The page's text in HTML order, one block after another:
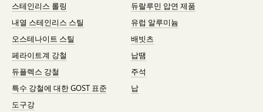
스테인리스 롤링
내열 스테인리스 스틸
오스테나이트 스틸
페라이트계 강철
듀플렉스 강철
특수 강철에 대한 GOST 표준
도구강
듀랄루민 압연 제품
유럽 알루미늄
배빗츠
납땜
주석
납